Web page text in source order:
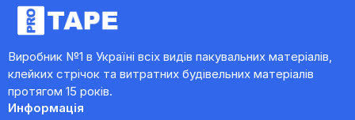
Виробник №1 в Україні всіх видів пакувальних матеріалів,
клейких стрічок та витратних будівельних матеріалів
протягом 15 років.
Информація